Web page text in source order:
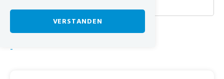
VERSTANDEN
-